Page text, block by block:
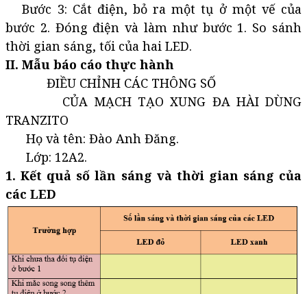
Bước 3: Cắt điện, bỏ ra một tụ ở một vế của
bước 2. Đóng điện và làm như bước 1. So sánh
thời gian sáng, tối của hai LED.
II. Mẫu báo cáo thực hành
ĐIỀU CHỈNH CÁC THÔNG SỐ
CỦA MẠCH TẠO XUNG ĐA HÀI DÙNG
TRANZITO
Họ và tên: Đào Anh Đăng.
Lớp: 12A2.
1. Kết quả số lần sáng và thời gian sáng của
các LED